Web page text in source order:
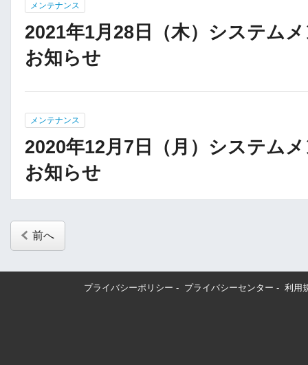
メンテナンス
2021年1月28日（木）システム
お知らせ
メンテナンス
2020年12月7日（月）システム
お知らせ
前へ
プライバシーポリシー - プライバシーセンター - 利用